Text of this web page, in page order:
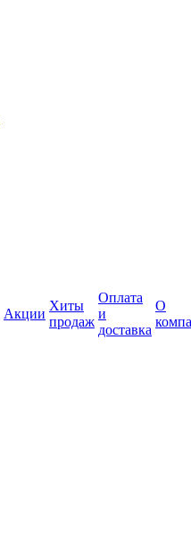
Акции
Хиты
продаж
Оплата
и
доставка
О